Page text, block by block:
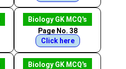
Biology GK MCQ's
Page No. 38
Click here
Biology GK MCQ's